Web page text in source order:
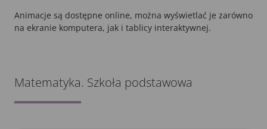
Animacje są dostępne online, można wyświetlać je zarówno
na ekranie komputera, jak i tablicy interaktywnej.
Matematyka. Szkoła podstawowa